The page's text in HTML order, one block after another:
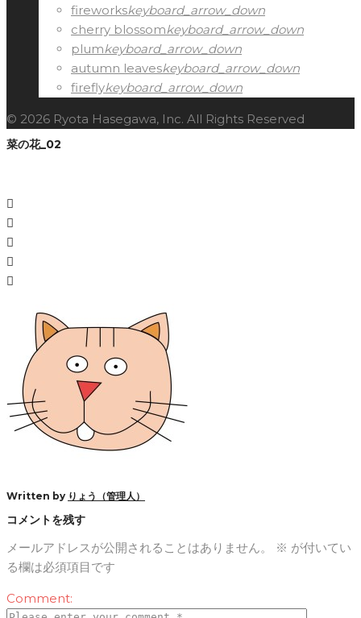
fireworkskeyboard_arrow_down
cherry blossomkeyboard_arrow_down
plumkeyboard_arrow_down
autumn leaveskeyboard_arrow_down
fireflykeyboard_arrow_down
© 2026 Ryota Hasegawa, Inc. All Rights Reserved
菜の花_02
Written by りょう（管理人）
コメントを残す
メールアドレスが公開されることはありません。 ※ が付いてい
る欄は必須項目です
Comment: